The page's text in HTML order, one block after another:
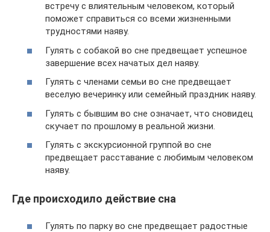
встречу с влиятельным человеком, который
поможет справиться со всеми жизненными
трудностями наяву.
Гулять с собакой во сне предвещает успешное
завершение всех начатых дел наяву.
Гулять с членами семьи во сне предвещает
веселую вечеринку или семейный праздник наяву.
Гулять с бывшим во сне означает, что сновидец
скучает по прошлому в реальной жизни.
Гулять с экскурсионной группой во сне
предвещает расставание с любимым человеком
наяву.
Где происходило действие сна
Гулять по парку во сне предвещает радостные